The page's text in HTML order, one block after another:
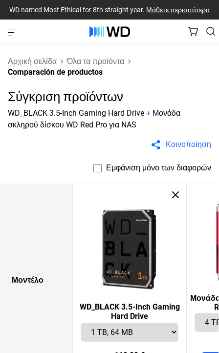
WD named Most Ethical for 8th straight year. Μάθετε περισσότερα
Αρχική σελίδα
Όλα τα προϊόντα
Comparación de productos
Σύγκριση προϊόντων
WD_BLACK 3.5-Inch Gaming Hard Drive + Μονάδα
σκληρού δίσκου WD Red Pro για NAS
Κοινοποίηση
Εμφάνιση μόνο των διαφορών
Μοντέλο
WD_BLACK 3.5-Inch Gaming
Hard Drive